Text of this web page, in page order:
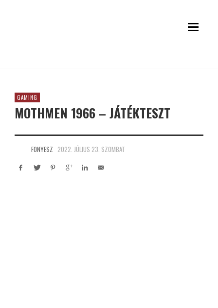
GAMING
MOTHMEN 1966 – JÁTÉKTESZT
FONYESZ 2022. JÚLIUS 23. SZOMBAT